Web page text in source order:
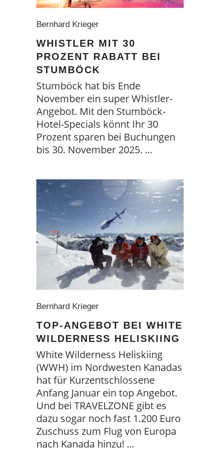
Bernhard Krieger
WHISTLER MIT 30
PROZENT RABATT BEI
STUMBÖCK
Stumböck hat bis Ende
November ein super Whistler-
Angebot. Mit den Stumböck-
Hotel-Specials könnt Ihr 30
Prozent sparen bei Buchungen
bis 30. November 2025.
Bernhard Krieger
TOP-ANGEBOT BEI WHITE
WILDERNESS HELISKIING
White Wilderness Heliskiing
(WWH) im Nordwesten Kanadas
hat für Kurzentschlossene
Anfang Januar ein top Angebot.
Und bei TRAVELZONE gibt es
dazu sogar noch fast 1.200 Euro
Zuschuss zum Flug von Europa
nach Kanada hinzu!